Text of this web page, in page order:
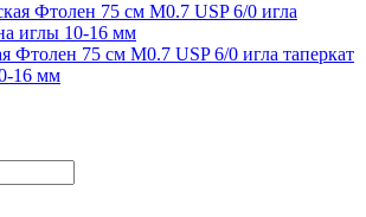
Фтолен 75 см М0.7 USP 6/0 игла таперкат
16 мм